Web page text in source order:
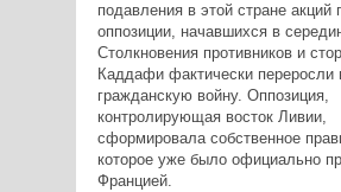
подавления в этой стране акций
оппозиции, начавшихся в
Столкновения противников и
Каддафи фактически переросли
гражданскую войну. Оппозиция,
контролирующая восток Ливии,
сформировала собственное
которое уже было официально
Францией.